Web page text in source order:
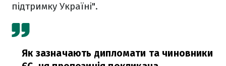
підтримку Україні".
Як зазначають дипломати та чиновники